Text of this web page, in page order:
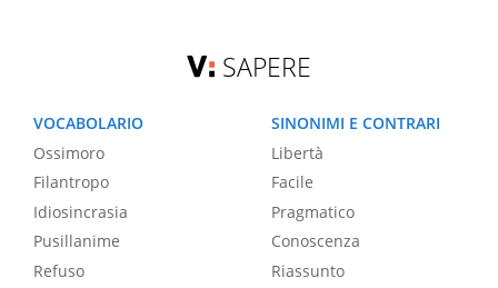
SAPERE
VOCABOLARIO
Ossimoro
Filantropo
Idiosincrasia
Pusillanime
Refuso
SINONIMI E CONTRARI
Libertà
Facile
Pragmatico
Conoscenza
Riassunto